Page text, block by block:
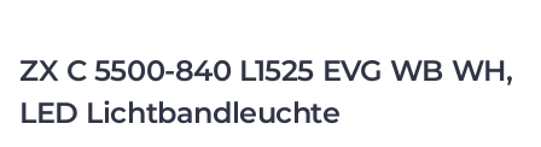
ZX C 5500-840 L1525 EVG WB WH,
LED Lichtbandleuchte